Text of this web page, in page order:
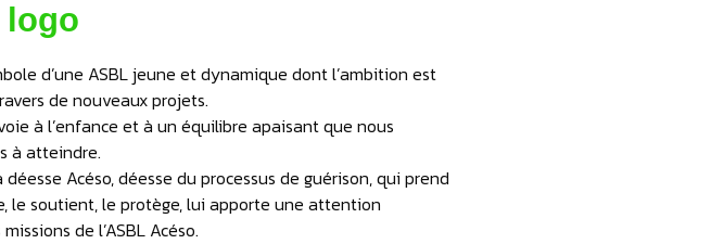
logo
d’une ASBL jeune et dynamique dont l’ambition est
de nouveaux projets.
à l’enfance et à un équilibre apaisant que nous
à atteindre.
Acéso, déesse du processus de guérison, qui prend
le soutient, le protège, lui apporte une attention
de l’ASBL Acéso.